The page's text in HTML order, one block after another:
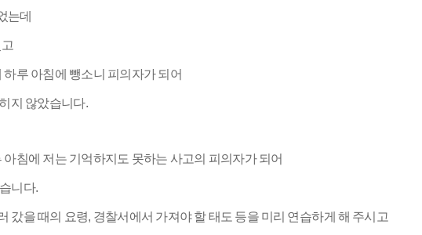
는데
루 아침에 뺑소니 피의자가 되어
지 않았습니다.
침에 저는 기억하지도 못하는 사고의 피의자가 되어
니다.
을 때의 요령, 경찰서에서 가져야 할 태도 등을 미리 연습하게 해 주시고